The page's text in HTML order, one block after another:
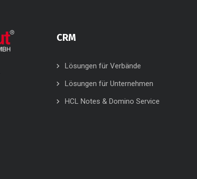
CRM
Lösungen für Verbände
Lösungen für Unternehmen
HCL Notes & Domino Service